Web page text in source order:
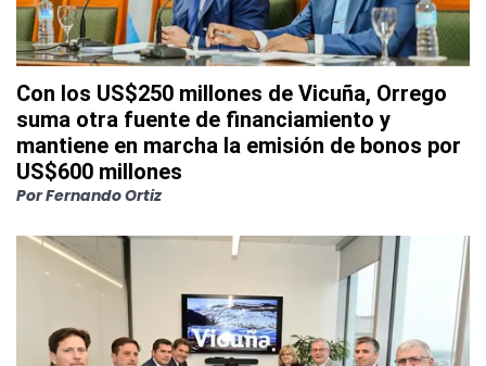
Con los US$250 millones de Vicuña, Orrego
suma otra fuente de financiamiento y
mantiene en marcha la emisión de bonos por
US$600 millones
PorFernando Ortiz